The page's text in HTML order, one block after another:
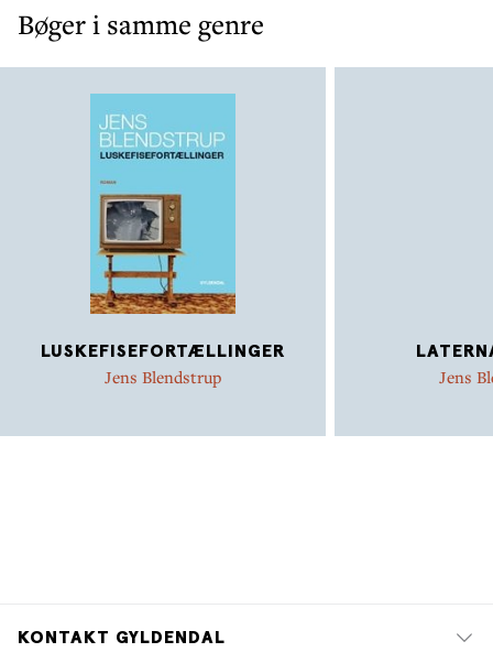
på hovedet, når man pludselig befinder sig i Afrika.
Modtog i 2008 Statens Kunstfonds 3-årige arbejdslegat
og er ud over at skrive lige nu involveret i arbejdet med
at grundlægge et skønlitterært forlag i Malawi. Fotograf:
Morten Holtum, 2013
Bøger i samme genre
LUSKEFISEFORTÆLLINGER
Jens Blendstrup Jens
KONTAKT GYLDENDAL